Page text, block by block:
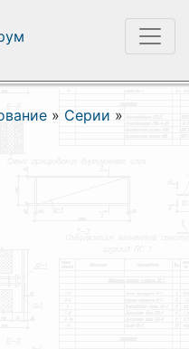
» Серии »